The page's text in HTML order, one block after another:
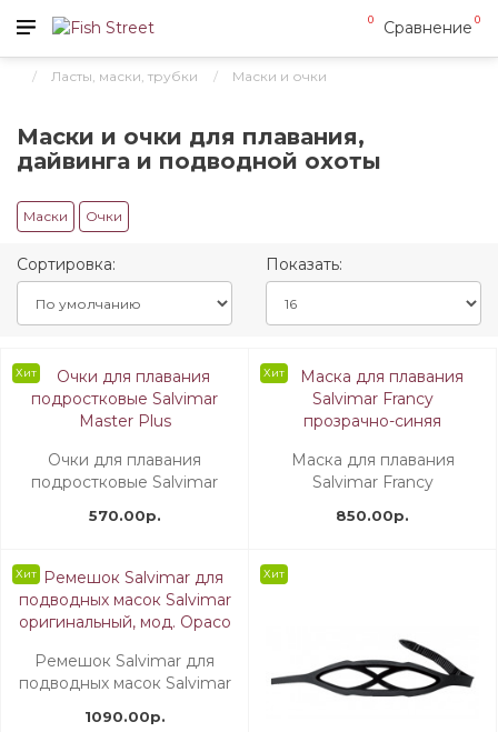
0 Сравнение 0
Ласты, маски, трубки Маски и очки
Маски и очки для плавания,
дайвинга и подводной охоты
Маски Очки
Сортировка: Показать:
Хит
Очки для плавания
подростковые Salvimar
570.00р.
Хит
Маска для плавания
Salvimar Francy
850.00р.
Хит
Ремешок Salvimar для
подводных масок Salvimar
1090.00р.
Хит